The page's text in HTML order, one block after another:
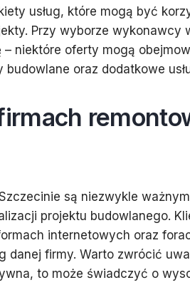
usług, które mogą być
Przy wyborze wykonawcy
– niektóre oferty mogą
oraz dodatkowe
są niezwykle
projektu budowlanego.
internetowych oraz
danej firmy. Warto zwrócić
to może świadczyć o